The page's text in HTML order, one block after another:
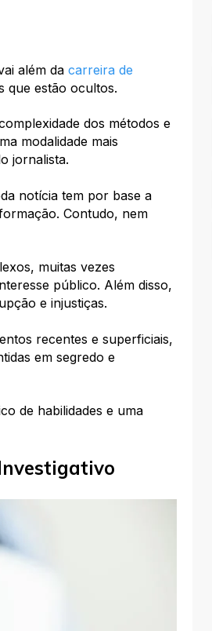
além da carreira de
que estão ocultos.
dos métodos e
modalidade mais
jornalista.
notícia tem por base a
Contudo, nem
muitas vezes
público. Além disso,
e injustiças.
recentes e superficiais,
em segredo e
de habilidades e uma